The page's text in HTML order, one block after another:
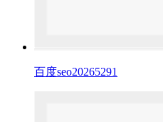
百度seo20265291